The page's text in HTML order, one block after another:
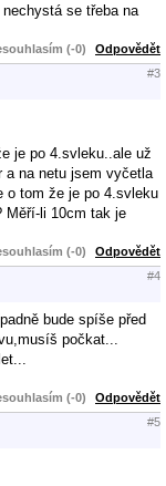
se třeba na
(-0) Odpovědět
#3
je po 4.svleku..ale už
na netu jsem vyčetla
o tom že je po 4.svleku
Měří-li 10cm tak je
(-0) Odpovědět
#4
bude spíše před
počkat...
(-0) Odpovědět
#5